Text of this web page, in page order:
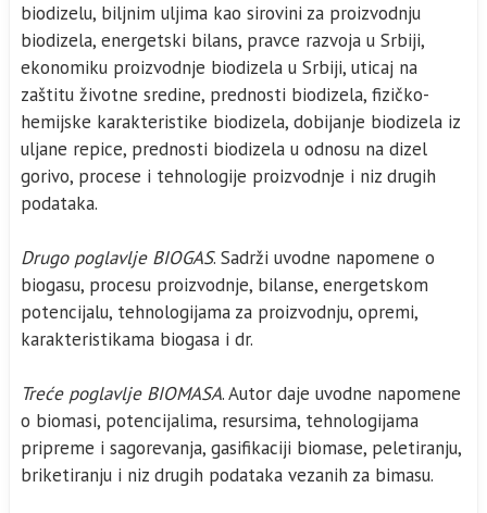
biodizelu, biljnim uljima kao sirovini za proizvodnju
biodizela, energetski bilans, pravce razvoja u Srbiji,
ekonomiku proizvodnje biodizela u Srbiji, uticaj na
zaštitu životne sredine, prednosti biodizela, fizičko-
hemijske karakteristike biodizela, dobijanje biodizela iz
uljane repice, prednosti biodizela u odnosu na dizel
gorivo, procese i tehnologije proizvodnje i niz drugih
podataka.
Drugo poglavlje BIOGAS. Sadrži uvodne napomene o
biogasu, procesu proizvodnje, bilanse, energetskom
potencijalu, tehnologijama za proizvodnju, opremi,
karakteristikama biogasa i dr.
Treće poglavlje BIOMASA. Autor daje uvodne napomene
o biomasi, potencijalima, resursima, tehnologijama
pripreme i sagorevanja, gasifikaciji biomase, peletiranju,
briketiranju i niz drugih podataka vezanih za bimasu.